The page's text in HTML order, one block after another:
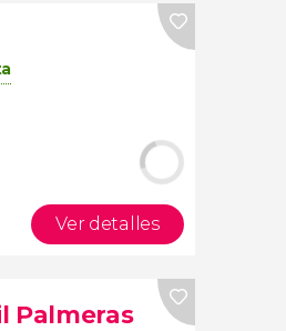
Ver detalles
Palmeras